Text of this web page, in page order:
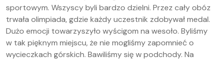
sportowym. Wszyscy byli bardzo dzielni. Przez cały obóz
trwała olimpiada, gdzie każdy uczestnik zdobywał medal.
Dużo emocji towarzyszyło wyścigom na wesoło. Byliśmy
w tak pięknym miejscu, że nie mogliśmy zapomnieć o
wycieczkach górskich. Bawiliśmy się w podchody. Na